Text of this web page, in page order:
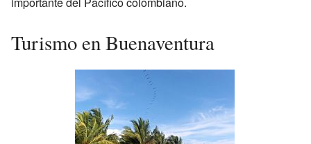
Turismo en Buenaventura